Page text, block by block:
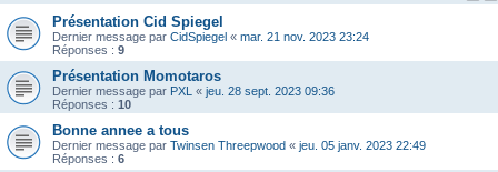
Présentation Cid Spiegel
Dernier message par CidSpiegel « mar. 21 nov. 2023 23:24
Réponses : 9
Présentation Momotaros
Dernier message par PXL « jeu. 28 sept. 2023 09:36
Réponses : 10
Bonne annee a tous
Dernier message par Twinsen Threepwood « jeu. 05 janv. 2023 22:49
Réponses : 6